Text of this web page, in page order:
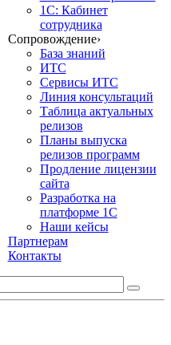
1С: Кабинет
сотрудника
Сопровождение›
База знаний
ИТС
Сервисы ИТС
Линия консультаций
Таблица актуальных
релизов
Планы выпуска
релизов программ
Продление лицензии
сайта
Разработка на
платформе 1С
Наши кейсы
Партнерам
Контакты